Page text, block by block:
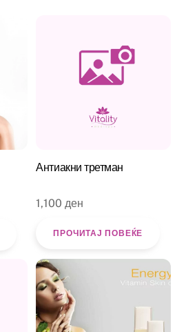
Антиакни третман
1,100 ден
ПРОЧИТАЈ ПОВЕЌЕ